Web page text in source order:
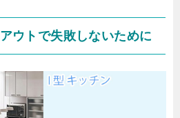
ウトで失敗しないために